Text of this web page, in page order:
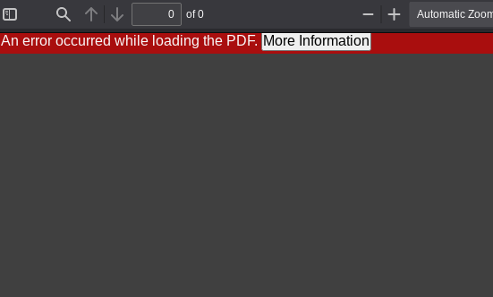
Sidebar
Find Previous
Next
of 0
Out
An error occurred while loading the PDF. More Information